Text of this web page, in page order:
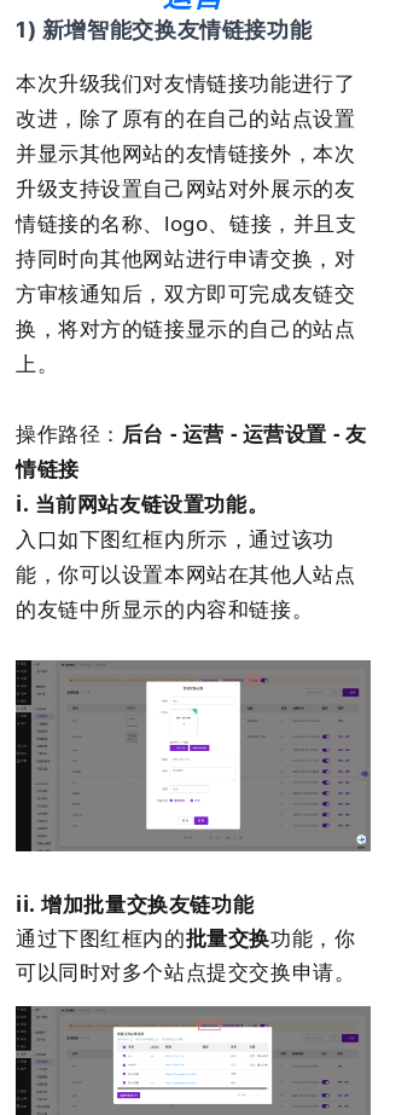
1) 新增智能交换友情链接功能
本次升级我们对友情链接功能进行了
改进，除了原有的在自己的站点设置
并显示其他网站的友情链接外，本次
升级支持设置自己网站对外展示的友
情链接的名称、logo、链接，并且支
持同时向其他网站进行申请交换，对
方审核通知后，双方即可完成友链交
换，将对方的链接显示的自己的站点
上。
操作路径： 后台 - 运营 - 运营设置 - 友
情链接
i. 当前网站友链设置功能。
入口如下图红框内所示，通过该功
能，你可以设置本网站在其他人站点
的友链中所显示的内容和链接。
ii. 增加批量交换友链功能
通过下图红框内的批量交换功能，你
可以同时对多个站点提交交换申请。